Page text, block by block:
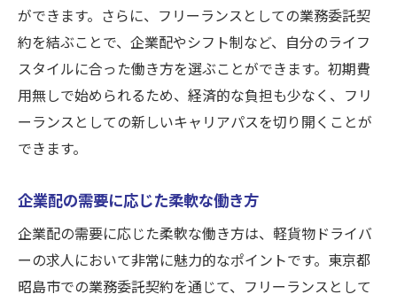
ができます。さらに、フリーランスとしての業務委託契
約を結ぶことで、企業配やシフト制など、自分のライフ
スタイルに合った働き方を選ぶことができます。初期費
用無しで始められるため、経済的な負担も少なく、フリ
ーランスとしての新しいキャリアパスを切り開くことが
できます。
企業配の需要に応じた柔軟な働き方
企業配の需要に応じた柔軟な働き方は、軽貨物ドライバ
ーの求人において非常に魅力的なポイントです。東京都
昭島市での業務委託契約を通じて、フリーランスとして